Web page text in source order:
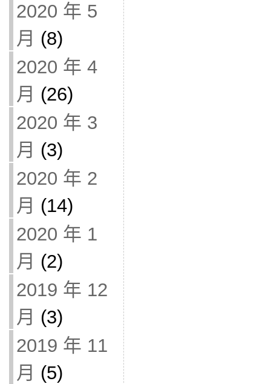
2020 年 5
月 (8)
2020 年 4
月 (26)
2020 年 3
月 (3)
2020 年 2
月 (14)
2020 年 1
月 (2)
2019 年 12
月 (3)
2019 年 11
月 (5)